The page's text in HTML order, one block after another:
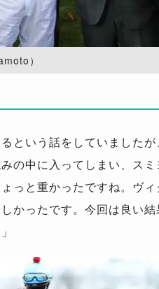
）
という話をしていました
の中に入ってしまい、ス
っと重かったですね。ヴ
かったです。今回は良い